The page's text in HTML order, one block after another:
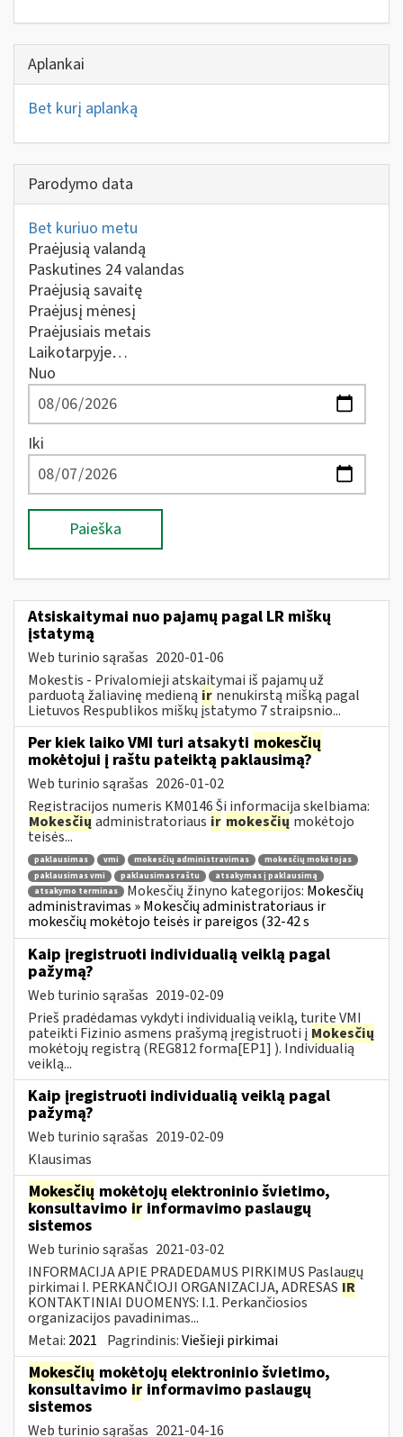
Aplankai
Bet kurį aplanką
Parodymo data
Bet kuriuo metu
Praėjusią valandą
Paskutines 24 valandas
Praėjusią savaitę
Praėjusį mėnesį
Praėjusiais metais
Laikotarpyje…
Nuo
Iki
Paieška
Atsiskaitymai nuo pajamų pagal LR miškų
įstatymą
Web turinio sąrašas 2020-01-06
Mokestis - Privalomieji atskaitymai iš pajamų už
parduotą žaliavinę medieną ir nenukirstą mišką pagal
Lietuvos Respublikos miškų įstatymo 7 straipsnio...
Per kiek laiko VMI turi atsakyti mokesčių
mokėtojui į raštu pateiktą paklausimą?
Web turinio sąrašas 2026-01-02
Registracijos numeris KM0146 Ši informacija skelbiama:
Mokesčių administratoriaus ir mokesčių mokėtojo
teisės...
paklausimas vmi mokesčių administravimas
mokesčių mokėtojas
paklausimas vmi
paklausimas raštu
atsakymas į paklausimą
atsakymo terminas
Mokesčių žinyno kategorijos: Mokesčių
administravimas » Mokesčių administratoriaus ir
mokesčių mokėtojo teisės ir pareigos (32-42 s
Kaip įregistruoti individualią veiklą pagal
pažymą?
Web turinio sąrašas 2019-02-09
Prieš pradėdamas vykdyti individualią veiklą, turite VMI
pateikti Fizinio asmens prašymą įregistruoti į Mokesčių
mokėtojų registrą (REG812 forma[EP1] ). Individualią
veiklą...
Kaip įregistruoti individualią veiklą pagal
pažymą?
Web turinio sąrašas 2019-02-09
Klausimas
Mokesčių mokėtojų elektroninio švietimo,
konsultavimo ir informavimo paslaugų
sistemos
Web turinio sąrašas 2021-03-02
INFORMACIJA APIE PRADEDAMUS PIRKIMUS Paslaugų
pirkimai I. PERKANČIOJI ORGANIZACIJA, ADRESAS IR
KONTAKTINIAI DUOMENYS: I.1. Perkančiosios
organizacijos pavadinimas...
Metai: 2021 Pagrindinis:Viešieji pirkimai
Mokesčių mokėtojų elektroninio švietimo,
konsultavimo ir informavimo paslaugų
sistemos
Web turinio sąrašas 2021-04-16